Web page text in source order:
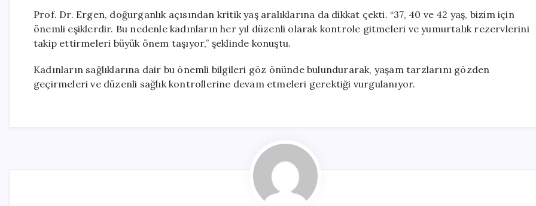
Prof. Dr. Ergen, doğurganlık açısından kritik yaş aralıklarına da dikkat çekti. “37, 40 ve 42 yaş, bizim için
önemli eşiklerdir. Bu nedenle kadınların her yıl düzenli olarak kontrole gitmeleri ve yumurtalık rezervlerini
takip ettirmeleri büyük önem taşıyor,” şeklinde konuştu.
Kadınların sağlıklarına dair bu önemli bilgileri göz önünde bulundurarak, yaşam tarzlarını gözden
geçirmeleri ve düzenli sağlık kontrollerine devam etmeleri gerektiği vurgulanıyor.